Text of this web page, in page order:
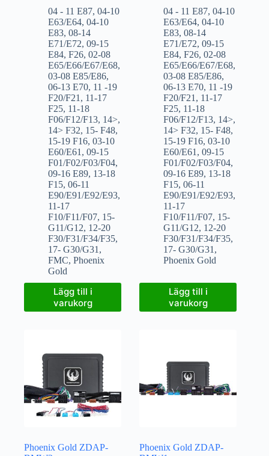
04 - 11 E87, 04-10
E63/E64, 04-10
E83, 08-14
E71/E72, 09-15
E84, F26, 02-08
E65/E66/E67/E68,
03-08 E85/E86,
06-13 E70, 11 -19
F20/F21 , 11-17
F25, 11-18
F06/F12/F13, 14>,
14> F32, 15- F48,
15-19 F16, 03-10
E60/E61 , 09-15
F01/F02/F03/F04,
09-16 E89, 13-18
F15, 06-11
E90/E91/E92/E93,
11-17
F10/F11/F07, 15-
G11/G12, 12-20
F30/F31/F34/F35,
17- G30/G31 ,
FMC, Phoenix
Gold
Lägg till i
varukorg
04 - 11 E87,04-10
E63/E64,04-10
E83,08-14
E71/E72,09-15
E84,F26,02-08
E65/E66/E67/E68,
03-08 E85/E86,
06-13 E70, 11 -19
F20/F21 , 11-17
F25, 11-18
F06/F12/F13, 14>,
14> F32, 15- F48,
15-19 F16,03-10
E60/E61 ,09-15
F01/F02/F03/F04,
09-16 E89, 13-18
F15,06-11
E90/E91/E92/E93,
11-17
F10/F11/F07, 15-
G11/G12, 12-20
F30/F31/F34/F35,
17- G30/G31 ,
Phoenix Gold
Lägg till i
varukorg
Phoenix Gold ZDAP-
Phoenix Gold ZDAP-